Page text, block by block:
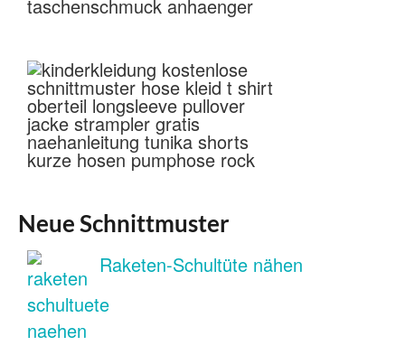
Neue Schnittmuster
Raketen-Schultüte nähen